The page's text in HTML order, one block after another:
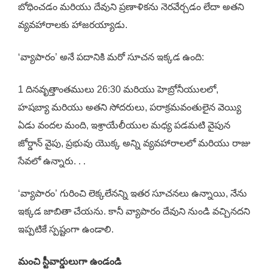
బోధించడం మరియు దేవుని ప్రణాళికను నెరవేర్చడం లేదా అతని
వ్యవహారాలకు హాజరయ్యాడు.
‘వ్యాపారం’ అనే పదానికి మరో సూచన ఇక్కడ ఉంది:
1 దినవృత్తాంతములు 26:30 మరియు హెబ్రోనీయులలో,
హషబ్యా మరియు అతని సోదరులు, పరాక్రమవంతులైన వెయ్యి
ఏడు వందల మంది, ఇశ్రాయేలీయుల మధ్య పడమటి వైపున
జోర్డాన్ వైపు, ప్రభువు యొక్క అన్ని వ్యవహారాలలో మరియు రాజు
సేవలో ఉన్నారు. . .
‘వ్యాపారం’ గురించి లెక్కలేనన్ని ఇతర సూచనలు ఉన్నాయి, నేను
ఇక్కడ జాబితా చేయను. కానీ వ్యాపారం దేవుని నుండి వచ్చినదని
ఇప్పటికే స్పష్టంగా ఉండాలి.
మంచి స్టీవార్డులుగా ఉండండి